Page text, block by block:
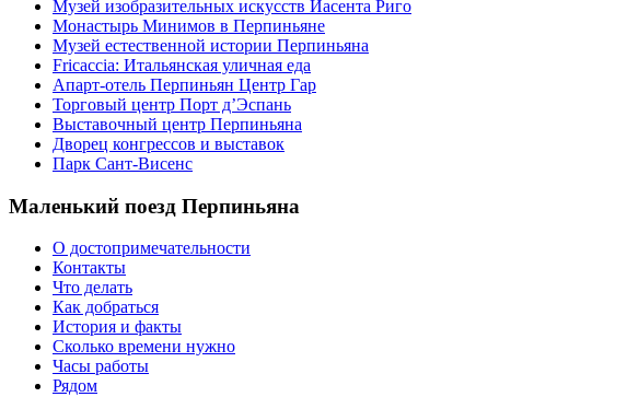
Музей изобразительных искусств Иасента Риго
Монастырь Минимов в Перпиньяне
Музей естественной истории Перпиньяна
Fricaccia: Итальянская уличная еда
Апарт-отель Перпиньян Центр Гар
Торговый центр Порт д’Эспань
Выставочный центр Перпиньяна
Дворец конгрессов и выставок
Парк Сант-Висенс
Маленький поезд Перпиньяна
О достопримечательности
Контакты
Что делать
Как добраться
История и факты
Сколько времени нужно
Часы работы
Рядом